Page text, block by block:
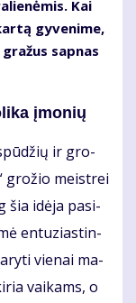
Kai
gy­ve­ni­me,
sap­nas
įmo­nių
ir gro­
gro­žio meist­rei
šia idė­ja pa­si­
en­tu­zias­tin­
vie­nai ma­
vai­kams, o